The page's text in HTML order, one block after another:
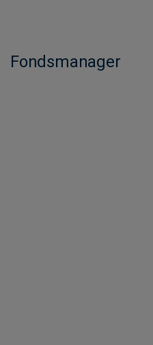
Fondsmanager​​​​​​​​​​​​​​​​​​​​